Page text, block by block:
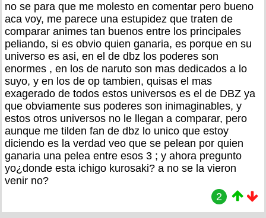
no se para que me molesto en comentar pero bueno
aca voy, me parece una estupidez que traten de
comparar animes tan buenos entre los principales
peliando, si es obvio quien ganaria, es porque en su
universo es asi, en el de dbz los poderes son
enormes , en los de naruto son mas dedicados a lo
suyo, y en los de op tambien, quisas el mas
exagerado de todos estos universos es el de DBZ ya
que obviamente sus poderes son inimaginables, y
estos otros universos no le llegan a comparar, pero
aunque me tilden fan de dbz lo unico que estoy
diciendo es la verdad veo que se pelean por quien
ganaria una pelea entre esos 3 ; y ahora pregunto
yo¿donde esta ichigo kurosaki? a no se la vieron
venir no?
2